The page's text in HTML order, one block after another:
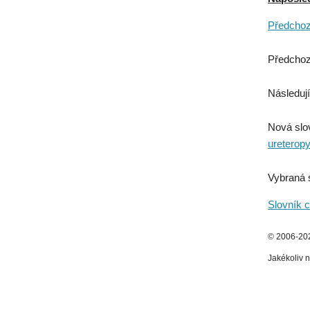
Nová
Vybraná
Slovník
© 2006-
Jakékoliv